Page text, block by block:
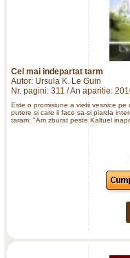
Cel mai indepartat tarm
Autor: Ursula K. Le Guin
Nr. pagini: 311 / An aparitie:
Este o promisiune a vietii vesnice pe
putere si care ii face sa-si piarda
taram: "Am zburat peste Kaltuel